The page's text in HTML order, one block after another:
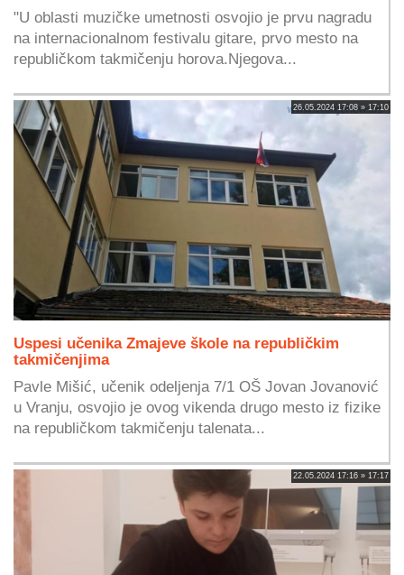
"U oblasti muzičke umetnosti osvojio je prvu nagradu
na internacionalnom festivalu gitare, prvo mesto na
republičkom takmičenju horova.Njegova...
26.05.2024 17:08 » 17:10
Uspesi učenika Zmajeve škole na republičkim
takmičenjima
Pavle Mišić, učenik odeljenja 7/1 OŠ Jovan Jovanović
u Vranju, osvojio je ovog vikenda drugo mesto iz fizike
na republičkom takmičenju talenata...
22.05.2024 17:16 » 17:17